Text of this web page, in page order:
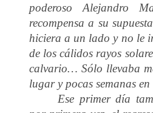
poderoso Alejandro
recompensa a su
hiciera a un lado y no le
de los cálidos rayos
calvario… Sólo llevaba
lugar y pocas semanas
Ese primer día